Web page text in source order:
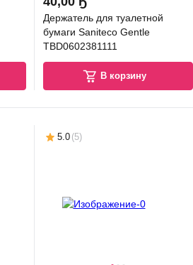
Держатель для туалетной
бумаги Saniteco Gentle
TBD0602381111
В корзину
5.0 (5)